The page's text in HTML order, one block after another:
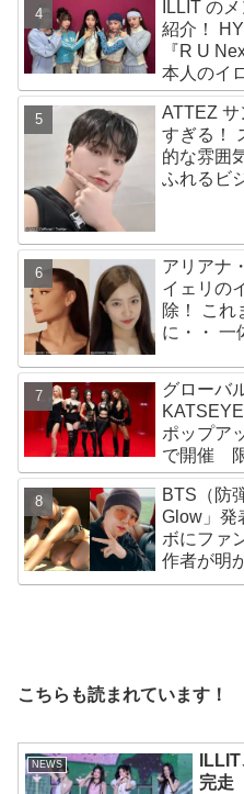
ILLIT の
紹介！
『R U
本人のイ
ールズグ
「
ト
ATTEZ
すぎる！
的な雰囲
ふれるビ
アリアナ
イェリの
除！ これ
に・・ 一
グローバ
ポップア
で開催
BTS（防
Glow」発
ボにファ
作者が明
の夢、そ
こちらも読まれています！
NEWS
完走